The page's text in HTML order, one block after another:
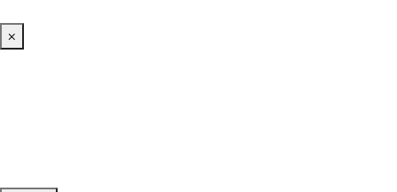
×